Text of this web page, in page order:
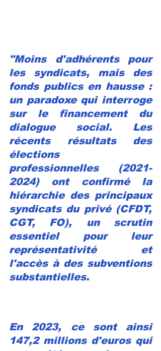
"Moins d'adhérents pour
les syndicats, mais des
fonds publics en hausse :
un paradoxe qui interroge
sur le financement du
dialogue social. Les
récents résultats des
élections
professionnelles (2021-
2024) ont confirmé la
hiérarchie des principaux
syndicats du privé (CFDT,
CGT, FO), un scrutin
essentiel pour leur
représentativité et
l'accès à des subventions
substantielles.
En 2023, ce sont ainsi
147,2 millions d'euros qui